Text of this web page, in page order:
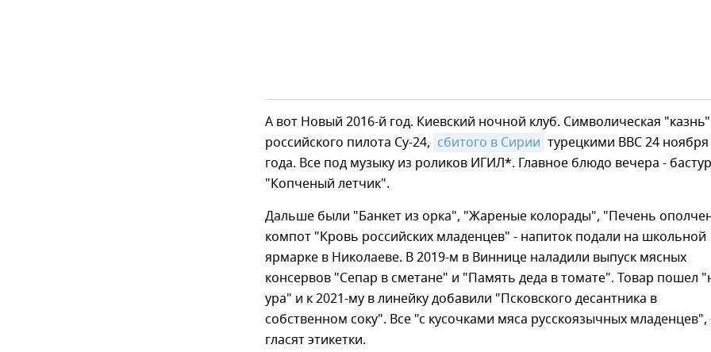
А вот Новый 2016-й год. Киевский ночной клуб. Символическая "казнь"
российского пилота Су-24, сбитого в Сирии турецкими ВВС 24 ноября
года. Все под музыку из роликов ИГИЛ*. Главное блюдо вечера -
"Копченый летчик".
Дальше были "Банкет из орка", "Жареные колорады", "Печень
компот "Кровь российских младенцев" - напиток подали на школьной
ярмарке в Николаеве. В 2019-м в Виннице наладили выпуск мясных
консервов "Сепар в сметане" и "Память деда в томате". Товар пошел
ура" и к 2021-му в линейку добавили "Псковского десантника в
собственном соку". Все "с кусочками мяса русскоязычных младенцев",
гласят этикетки.